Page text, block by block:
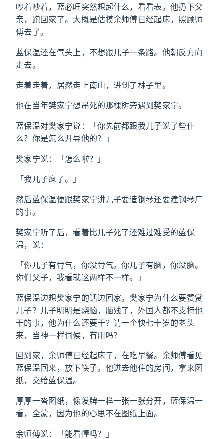
吵着吵着，蓝必旺突然想起什么，看看表。他扔下父
亲，跑回家了。大概是估摸余师傅已经起床，照顾师
傅去了。
蓝保温还在气头上，不想跟儿子一条路。他朝反方向
走去。
走着走着，居然走上南山，进到了林子里。
他在当年樊家宁想吊死的那棵树旁遇到樊家宁。
蓝保温对樊家宁说：「你先前都跟我儿子说了些什
么？你是怎么开导他的？」
樊家宁说：「怎么啦？」
「我儿子疯了。」
然后蓝保温便跟樊家宁讲儿子要造钢琴还要建钢琴厂
的事。
樊家宁听了后，看着比儿子死了还难过难受的蓝保
温，说：
「你儿子有骨气，你没骨气。你儿子有脑，你没脑。
你们父子，我看就这两样不一样。」
蓝保温边想樊家宁的话边回家。樊家宁为什么要赞赏
儿子？儿子明明是烧脑，脑残了，外国人都不支持他
干的事，他为什么还要干？请一个快七十岁的老头
来，当神一样伺候，有用吗？
回到家，余师傅已经起床了，在吃早餐。余师傅看见
蓝保温回来，放下筷子。他进去他住的房间，拿来图
纸，交给蓝保温。
厚厚一沓图纸，像发牌一样一张一张分开，蓝保温一
看，全蒙，因为他的心思不在图纸上面。
余师傅说：「能看懂吗？」